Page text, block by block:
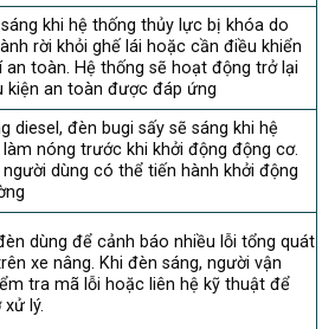
khi hệ thống thủy lực bị khóa do
rời khỏi ghế lái hoặc cần điều khiển
an toàn. Hệ thống sẽ hoạt động trở lại
kiện an toàn được đáp ứng
diesel, đèn bugi sấy sẽ sáng khi hệ
nóng trước khi khởi động động cơ.
dùng có thể tiến hành khởi động
dùng để cảnh báo nhiều lỗi tổng quát
xe nâng. Khi đèn sáng, người vận
tra mã lỗi hoặc liên hệ kỹ thuật để
lý.